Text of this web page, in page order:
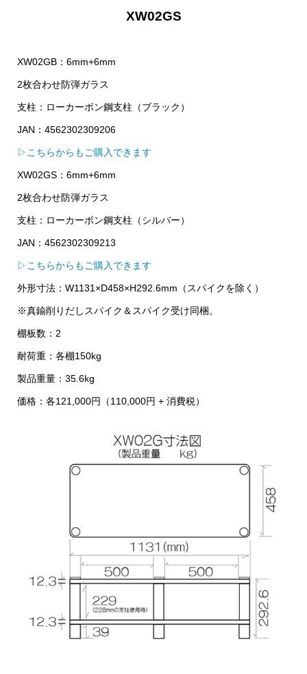
XW02GS
XW02GB：6mm+6mm
2枚合わせ防弾ガラス
支柱：ローカーボン鋼支柱（ブラック）
JAN：4562302309206
▷こちらからもご購入できます
XW02GS：6mm+6mm
2枚合わせ防弾ガラス
支柱：ローカーボン鋼支柱（シルバー）
JAN：4562302309213
▷こちらからもご購入できます
外形寸法：W1131×D458×H292.6mm（スパイクを除く）
※真鍮削りだしスパイク＆スパイク受け同梱。
棚板数：2
耐荷重：各棚150kg
製品重量：35.6kg
価格：各121,000円（110,000円 + 消費税）